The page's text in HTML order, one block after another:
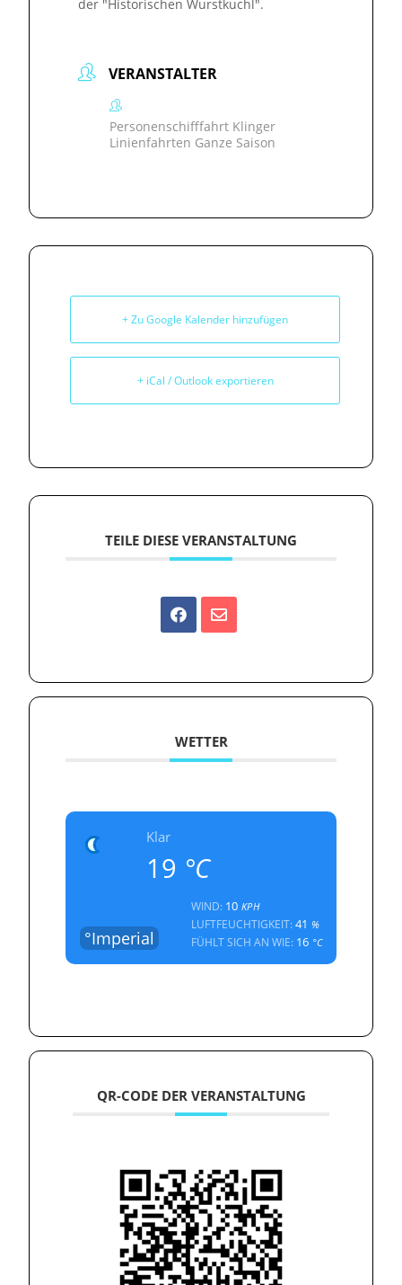
der "Historischen Wurstkuchl".
VERANSTALTER
Personenschifffahrt Klinger
Linienfahrten Ganze Saison
+ Zu Google Kalender hinzufügen
+ iCal / Outlook exportieren
TEILE DIESE VERANSTALTUNG
WETTER
Klar
19 °C
°Imperial
WIND: 10 KPH
LUFTFEUCHTIGKEIT:41 %
FÜHLT SICH AN WIE: 16 °C
QR-CODE DER VERANSTALTUNG